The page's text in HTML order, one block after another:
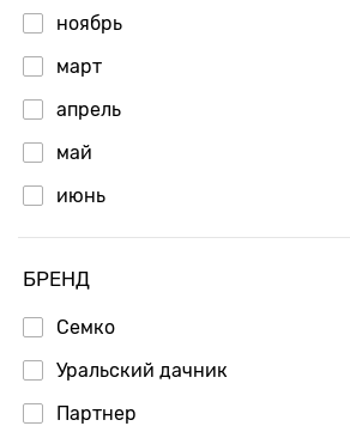
ноябрь
март
апрель
май
июнь
БРЕНД
Семко
Уральский дачник
Партнер